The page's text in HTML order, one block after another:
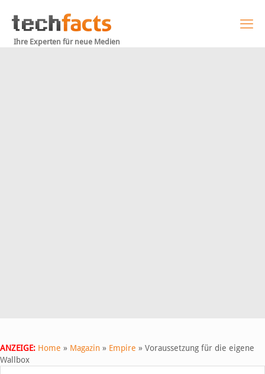
Ihre Experten für neue Medien
ANZEIGE: Home » Magazin » Empire » Voraussetzung für die eigene
Wallbox